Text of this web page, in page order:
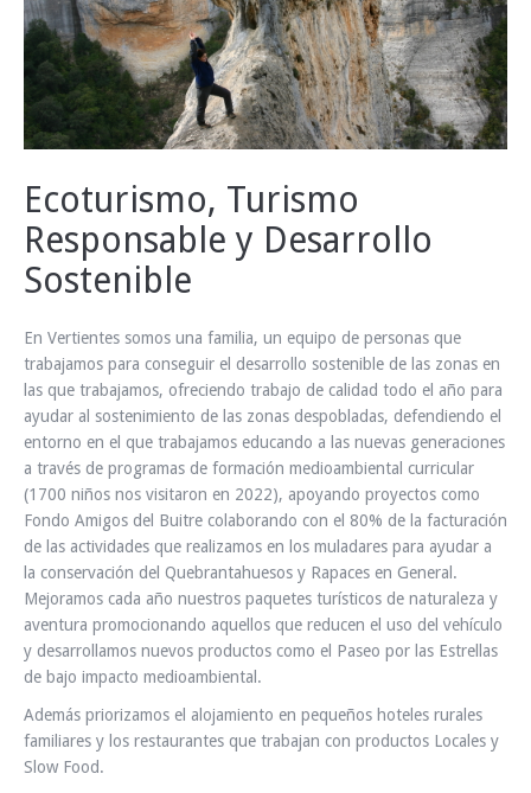
INFO Y RESERVAS
Ecoturismo, Turismo
Responsable y Desarrollo
Sostenible
En Vertientes somos una familia, un equipo de personas que
trabajamos para conseguir el desarrollo sostenible de las zonas en
las que trabajamos, ofreciendo trabajo de calidad todo el año para
ayudar al sostenimiento de las zonas despobladas, defendiendo el
entorno en el que trabajamos educando a las nuevas generaciones
a través de programas de formación medioambiental curricular
(1700 niños nos visitaron en 2022), apoyando proyectos como
Fondo Amigos del Buitre colaborando con el 80% de la facturación
de las actividades que realizamos en los muladares para ayudar a
la conservación del Quebrantahuesos y Rapaces en General.
Mejoramos cada año nuestros paquetes turísticos de naturaleza y
aventura promocionando aquellos que reducen el uso del vehículo
y desarrollamos nuevos productos como el Paseo por las Estrellas
de bajo impacto medioambiental.
Además priorizamos el alojamiento en pequeños hoteles rurales
familiares y los restaurantes que trabajan con productos Locales y
Slow Food.